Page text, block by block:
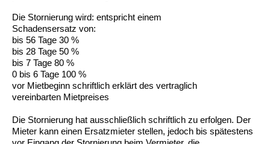
Die Stornierung wird: entspricht einem
Schadensersatz von:
bis 56 Tage 30 %
bis 28 Tage 50 %
bis 7 Tage 80 %
0 bis 6 Tage 100 %
vor Mietbeginn schriftlich erklärt des vertraglich
vereinbarten Mietpreises
Die Stornierung hat ausschließlich schriftlich zu erfolgen. Der
Mieter kann einen Ersatzmieter stellen, jedoch bis spätestens